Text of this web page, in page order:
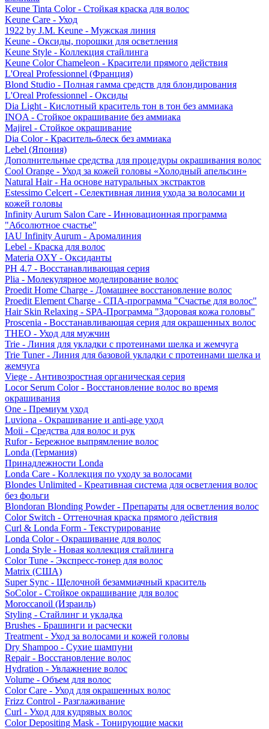
Keune Tinta Color - Стойкая краска для волос
Keune Care - Уход
1922 by J.M. Keune - Мужская линия
Keune - Оксиды, порошки для осветления
Keune Style - Коллекция стайлинга
Keune Color Chameleon - Красители прямого действия
L'Oreal Professionnel (Франция)
Blond Studio - Полная гамма средств для блондирования
L'Oreal Professionnel - Оксиды
Dia Light - Кислотный краситель тон в тон без аммиака
INOA - Стойкое окрашивание без аммиака
Majirel - Стойкое окрашивание
Dia Color - Краситель-блеск без аммиака
Lebel (Япония)
Дополнительные средства для процедуры окрашивания волос
Cool Orange - Уход за кожей головы «Холодный апельсин»
Natural Hair - На основе натуральных экстрактов
Estessimo Celcert - Селективная линия ухода за волосами и
кожей головы
Infinity Aurum Salon Care - Инновационная программа
"Абсолютное счастье"
IAU Infinity Aurum - Аромалиния
Lebel - Краска для волос
Materia OXY - Оксиданты
PH 4.7 - Восстанавливающая серия
Plia - Молекулярное моделирование волос
Proedit Home Charge - Домашнее восстановление волос
Proedit Element Charge - СПА-программа "Счастье для волос"
Hair Skin Relaxing - SPA-Программа "Здоровая кожа головы"
Proscenia - Восстанавливающая серия для окрашенных волос
THEO - Уход для мужчин
Trie - Линия для укладки с протеинами шелка и жемчуга
Trie Tuner - Линия для базовой укладки с протеинами шелка и
жемчуга
Viege - Антивозростная органическая серия
Locor Serum Color - Восстановление волос во время
окрашивания
One - Премиум уход
Luviona - Окрашивание и anti-age уход
Moii - Средства для волос и рук
Rufor - Бережное выпрямление волос
Londa (Германия)
Принадлежности Londa
Londa Care - Коллекция по уходу за волосами
Blondes Unlimited - Креативная система для осветления волос
без фольги
Blondoran Blonding Powder - Препараты для осветления волос
Color Switch - Оттеночная краска прямого действия
Curl & Londa Form - Текстурирование
Londa Color - Окрашивание для волос
Londa Style - Новая коллекция стайлинга
Color Tune - Экспресс-тонер для волос
Matrix (США)
Super Sync - Щелочной безаммиачный краситель
SoColor - Стойкое окрашивание для волос
Moroccanoil (Израиль)
Styling - Стайлинг и укладка
Brushes - Брашинги и расчески
Treatment - Уход за волосами и кожей головы
Dry Shampoo - Сухие шампуни
Repair - Восстановление волос
Hydration - Увлажнение волос
Volume - Объем для волос
Color Care - Уход для окрашенных волос
Frizz Control - Разглаживание
Curl - Уход для кудрявых волос
Color Depositing Mask - Тонирующие маски